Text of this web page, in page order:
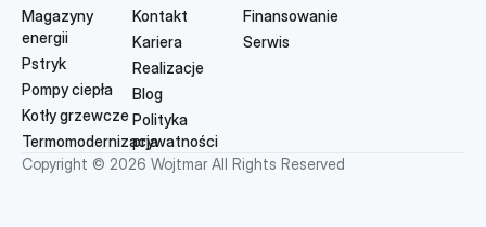
Magazyny
energii
Pstryk
Pompy ciepła
Kotły grzewcze
Termomodernizacja
Kontakt
Kariera
Realizacje
Blog
Polityka
prywatności
Finansowanie
Serwis
Copyright © 2026 Wojtmar All Rights Reserved